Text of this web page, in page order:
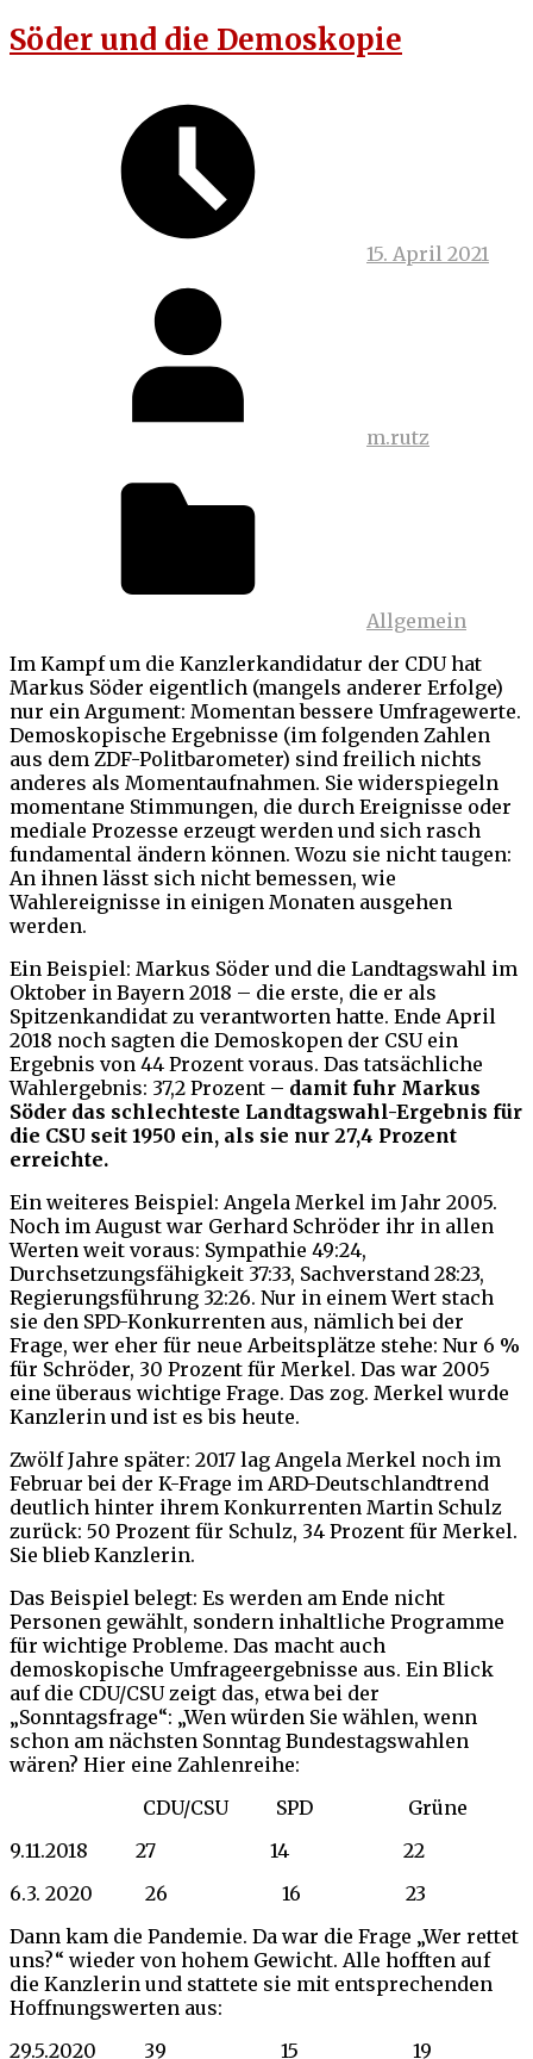
Söder und die Demoskopie
15. April 2021
m.rutz
Allgemein
Im Kampf um die Kanzlerkandidatur der CDU hat
Markus Söder eigentlich (mangels anderer Erfolge)
nur ein Argument: Momentan bessere Umfragewerte.
Demoskopische Ergebnisse (im folgenden Zahlen
aus dem ZDF-Politbarometer) sind freilich nichts
anderes als Momentaufnahmen. Sie widerspiegeln
momentane Stimmungen, die durch Ereignisse oder
mediale Prozesse erzeugt werden und sich rasch
fundamental ändern können. Wozu sie nicht taugen:
An ihnen lässt sich nicht bemessen, wie
Wahlereignisse in einigen Monaten ausgehen
werden.
Ein Beispiel: Markus Söder und die Landtagswahl im
Oktober in Bayern 2018 – die erste, die er als
Spitzenkandidat zu verantworten hatte. Ende April
2018 noch sagten die Demoskopen der CSU ein
Ergebnis von 44 Prozent voraus. Das tatsächliche
Wahlergebnis: 37,2 Prozent – damit fuhr Markus
Söder das schlechteste Landtagswahl-Ergebnis für
die CSU seit 1950 ein, als sie nur 27,4 Prozent
erreichte.
Ein weiteres Beispiel: Angela Merkel im Jahr 2005.
Noch im August war Gerhard Schröder ihr in allen
Werten weit voraus: Sympathie 49:24,
Durchsetzungsfähigkeit 37:33, Sachverstand 28:23,
Regierungsführung 32:26. Nur in einem Wert stach
sie den SPD-Konkurrenten aus, nämlich bei der
Frage, wer eher für neue Arbeitsplätze stehe: Nur 6 %
für Schröder, 30 Prozent für Merkel. Das war 2005
eine überaus wichtige Frage. Das zog. Merkel wurde
Kanzlerin und ist es bis heute.
Zwölf Jahre später: 2017 lag Angela Merkel noch im
Februar bei der K-Frage im ARD-Deutschlandtrend
deutlich hinter ihrem Konkurrenten Martin Schulz
zurück: 50 Prozent für Schulz, 34 Prozent für Merkel.
Sie blieb Kanzlerin.
Das Beispiel belegt: Es werden am Ende nicht
Personen gewählt, sondern inhaltliche Programme
für wichtige Probleme. Das macht auch
demoskopische Umfrageergebnisse aus. Ein Blick
auf die CDU/CSU zeigt das, etwa bei der
„Sonntagsfrage“: „Wen würden Sie wählen, wenn
schon am nächsten Sonntag Bundestagswahlen
wären? Hier eine Zahlenreihe:
CDU/CSU SPD Grüne
9.11.2018 27 14 22
6.3. 2020 26 16 23
Dann kam die Pandemie. Da war die Frage „Wer rettet
uns?“ wieder von hohem Gewicht. Alle hofften auf
die Kanzlerin und stattete sie mit entsprechenden
Hoffnungswerten aus:
29.5.2020 39 15 19